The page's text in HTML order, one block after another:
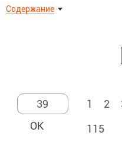
Содержание
1 2
115